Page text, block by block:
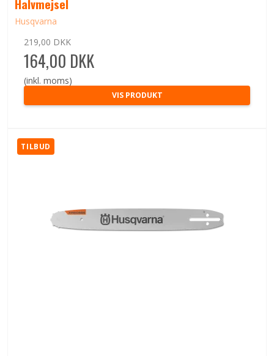
Halvmejsel
Husqvarna
219,00 DKK
164,00 DKK
(inkl. moms)
VIS PRODUKT
TILBUD